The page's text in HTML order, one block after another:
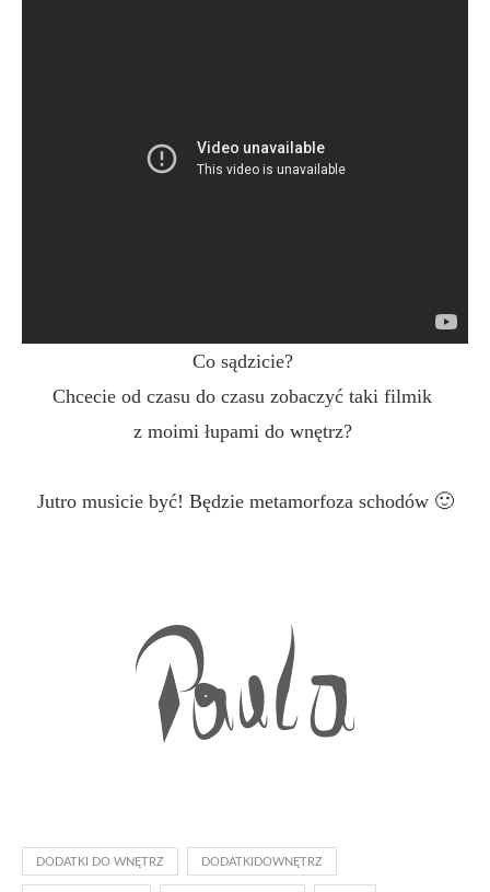
Co sądzicie?
Chcecie od czasu do czasu zobaczyć taki filmik
z moimi łupami do wnętrz?
Jutro musicie być! Będzie metamorfoza schodów 🙂
DODATKI DO WNĘTRZ DODATKIDOWNĘTRZ